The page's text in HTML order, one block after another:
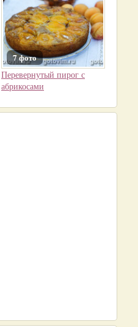
7 фото
Перевернутый пирог с
абрикосами